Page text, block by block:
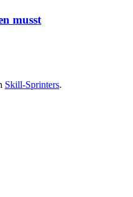
musst
Skill-Sprinters.